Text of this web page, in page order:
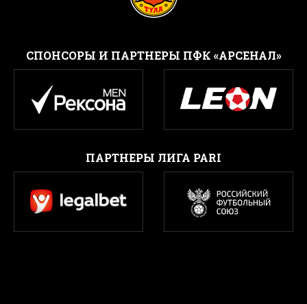
CПОНСОРЫ И ПАРТНЕРЫ ПФК «АРСЕНАЛ»
ПАРТНЕРЫ ЛИГА PARI